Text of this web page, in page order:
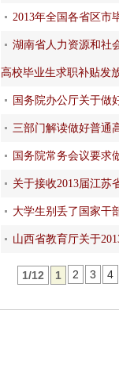
2013年全国各省区市
湖南省人力资源和社
高校毕业生求职补贴发
国务院办公厅关于做
三部门解读做好普通
国务院常务会议要求
关于接收2013届江苏
大学生别丢了国家干
山西省教育厅关于
1/12 1 2 3 4